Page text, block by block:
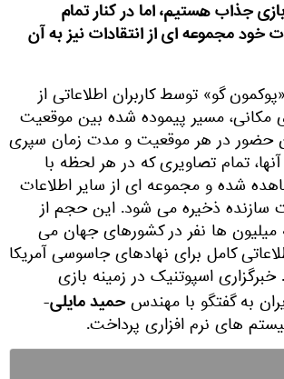
جذاب هستیم، اما در کنار تمام
خود مجموعه ای از انتقادات نیز به آن
گو» توسط کاربران اطلاعاتی از
مکانی، مسیر پیموده شده بین موقعیت
حضور در هر موقعیت و مدت زمان سپری
تمام تصاویری که در هر لحظه با
شده و مجموعه ای از سایر اطلاعات
سازنده ذخیره می شود. این حجم از
میلیون ها نفر در کشورهای جهان می
کامل برای نهادهای جاسوسی آمریکا
اسپوتنیک در زمینه بازی
به گفتگو با مهندسحمید مایلی-
های نرم افزاری پرداخت.